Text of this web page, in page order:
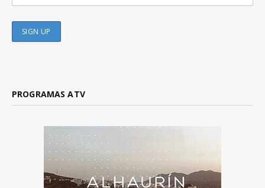
PROGRAMAS ATV